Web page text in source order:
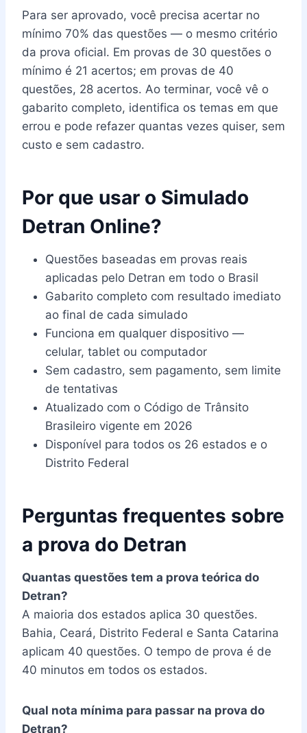
Para ser aprovado, você precisa acertar no
mínimo 70% das questões — o mesmo critério
da prova oficial. Em provas de 30 questões o
mínimo é 21 acertos; em provas de 40
questões, 28 acertos. Ao terminar, você vê o
gabarito completo, identifica os temas em que
errou e pode refazer quantas vezes quiser, sem
custo e sem cadastro.
Por que usar o Simulado
Detran Online?
Questões baseadas em provas reais
aplicadas pelo Detran em todo o Brasil
Gabarito completo com resultado imediato
ao final de cada simulado
Funciona em qualquer dispositivo —
celular, tablet ou computador
Sem cadastro, sem pagamento, sem limite
de tentativas
Atualizado com o Código de Trânsito
Brasileiro vigente em 2026
Disponível para todos os 26 estados e o
Distrito Federal
Perguntas frequentes sobre
a prova do Detran
Quantas questões tem a prova teórica do
Detran?
A maioria dos estados aplica 30 questões.
Bahia, Ceará, Distrito Federal e Santa Catarina
aplicam 40 questões. O tempo de prova é de
40 minutos em todos os estados.
Qual nota mínima para passar na prova do
Detran?